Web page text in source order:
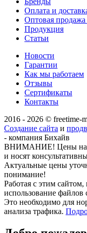
Оплата и
Оптовая
Продукция
Статьи
Новости
Гарантии
Как мы работаем
Отзывы
Сертификаты
Контакты
2016 - 2026 © freetime-
Создание сайта и
- компания Бихайв
ВНИМАНИЕ! Цены на
и носят
Актуальные цены
понимание!
Работая с этим сайтом,
использование файлов
Это необходимо для
анализа трафика.